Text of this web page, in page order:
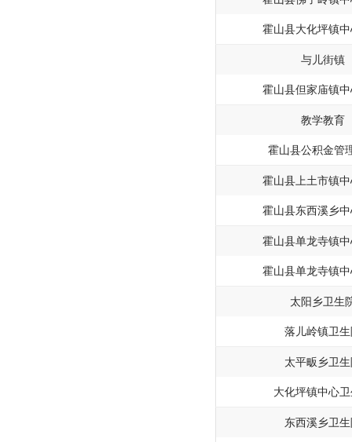
霍山县大化坪镇
与儿街镇
霍山县但家庙镇
教学教育
霍山县公积金管
霍山县上土市镇
霍山县东西溪乡
霍山县单龙寺镇
霍山县单龙寺镇
太阳乡卫生
落儿岭镇卫
太平畈乡卫
大化坪镇中心
东西溪乡卫